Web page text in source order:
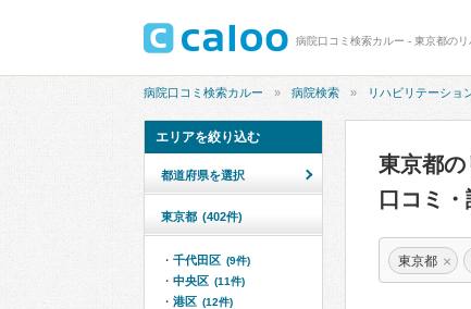
病院口コミ検索カルー - 東京都の
病院口コミ検索カルー 病院検索 リハビリテーショ
東京都
口コミ・
東京都 ×
エリアを絞り込む
都道府県を選択
東京都 (402件)
千代田区 (9件)
中央区 (11件)
港区 (12件)